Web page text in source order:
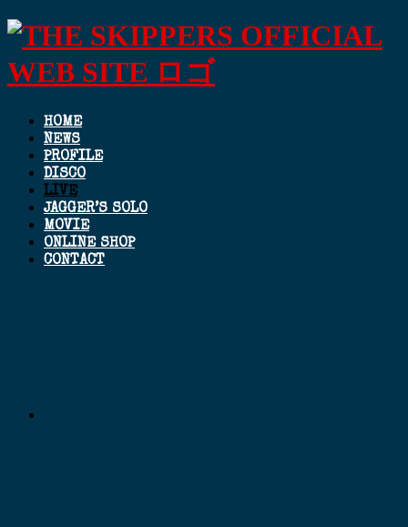
HOME
NEWS
PROFILE
DISCO
LIVE
JAGGER’S SOLO
MOVIE
ONLINE SHOP
CONTACT